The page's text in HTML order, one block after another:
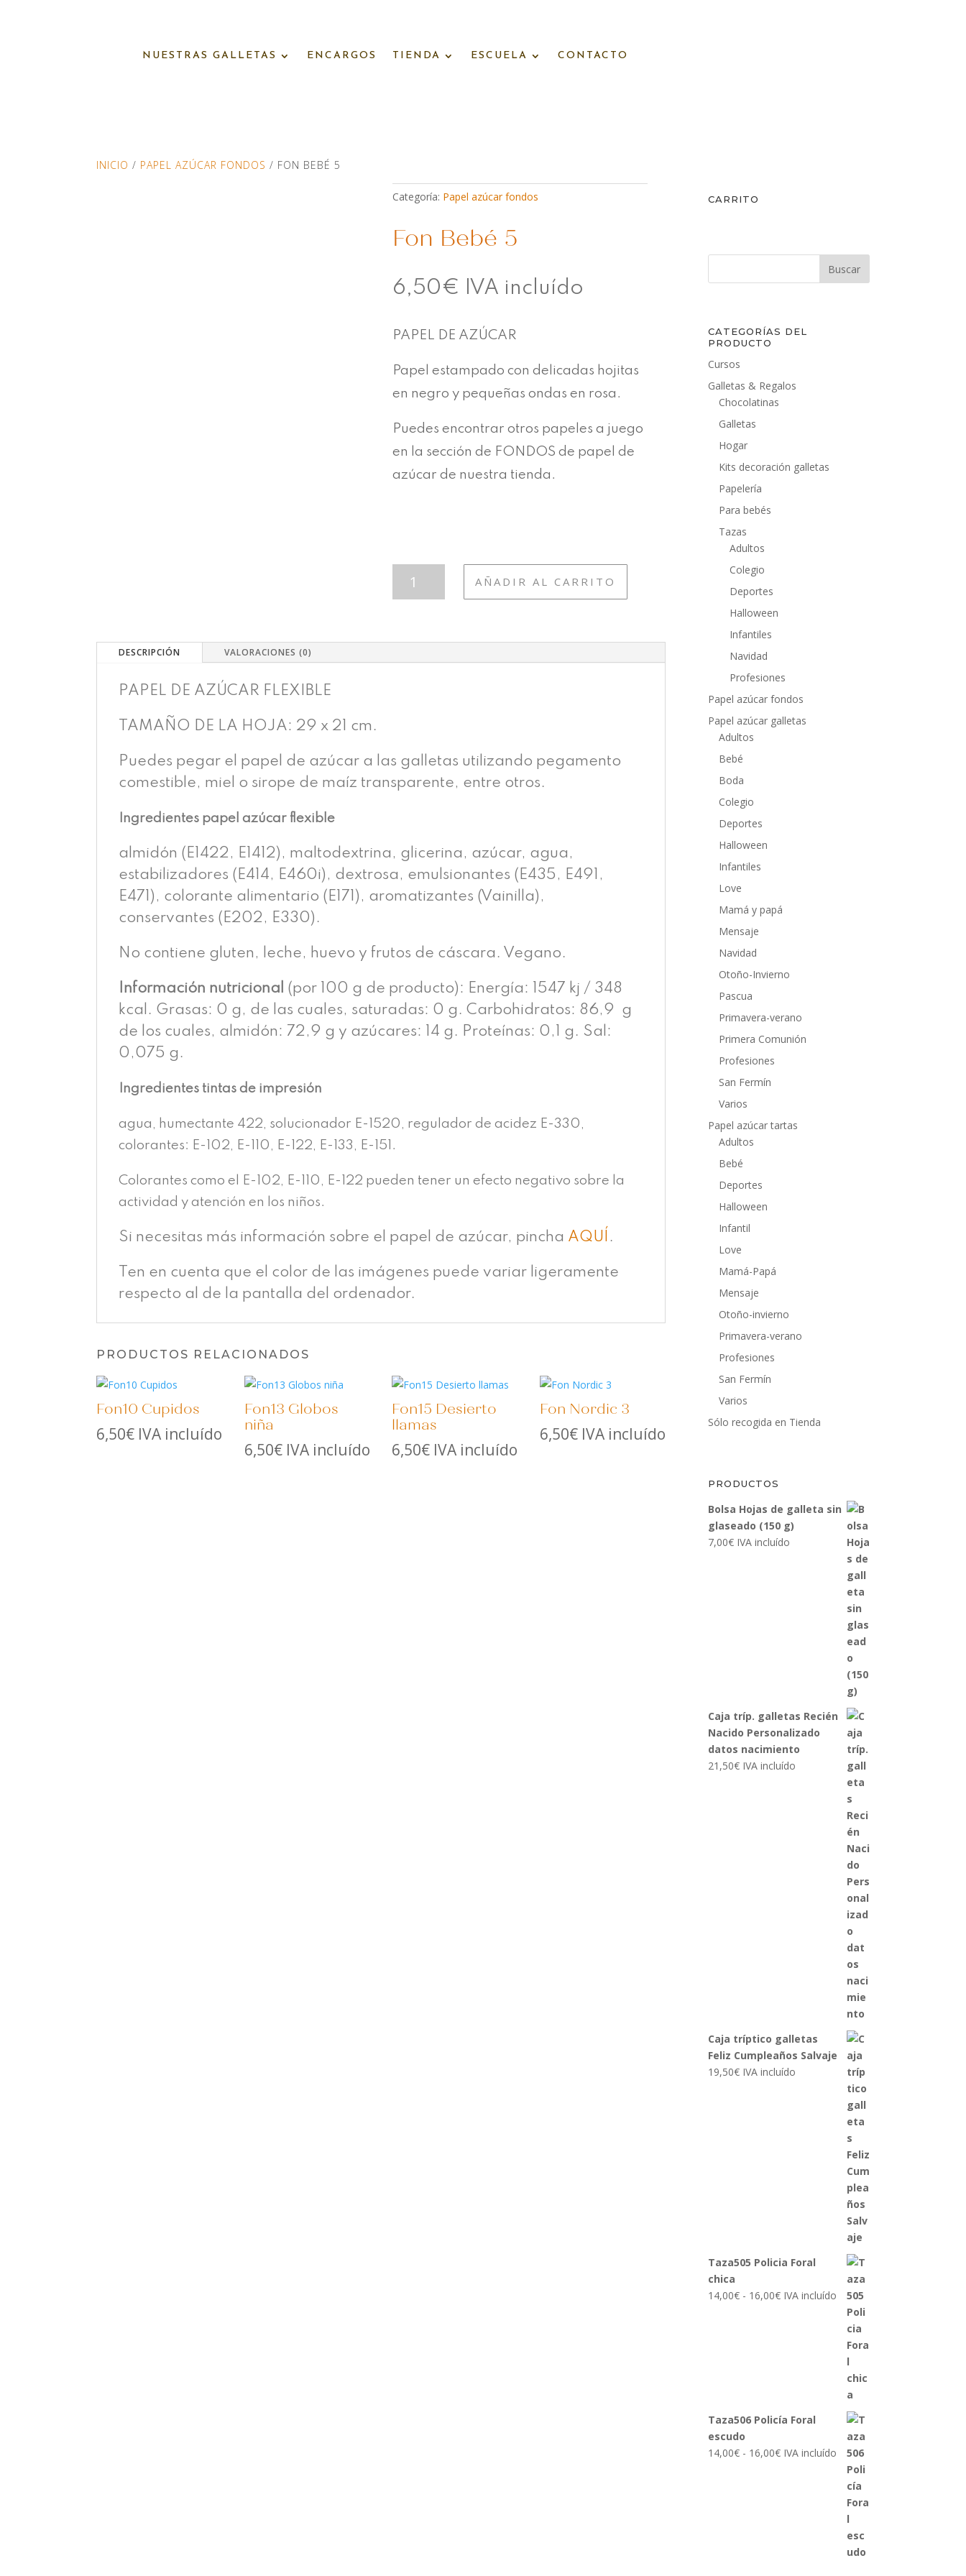
NUESTRAS GALLETAS ENCARGOS TIENDA ESCUELA CONTACTO
INICIO / PAPEL AZÚCAR FONDOS / FON BEBÉ 5
Categoría: Papel azúcar fondos
Fon Bebé 5
6,50€ IVA incluído
PAPEL DE AZÚCAR
Papel estampado con delicadas hojitas
en negro y pequeñas ondas en rosa.
Puedes encontrar otros papeles a juego
en la sección de FONDOS de papel de
azúcar de nuestra tienda.
BEBÉ
AÑADIR AL CARRITO
DESCRIPCIÓN VALORACIONES (0)
PAPEL DE AZÚCAR FLEXIBLE
TAMAÑO DE LA HOJA: 29 x 21 cm.
Puedes pegar el papel de azúcar a las galletas utilizando pegamento
comestible, miel o sirope de maíz transparente, entre otros.
Ingredientes papel azúcar flexible
almidón (E1422, E1412), maltodextrina, glicerina, azúcar, agua,
estabilizadores (E414, E460i), dextrosa, emulsionantes (E435, E491,
E471), colorante alimentario (E171), aromatizantes (Vainilla),
conservantes (E202, E330).
No contiene gluten, leche, huevo y frutos de cáscara. Vegano.
Información nutricional (por 100 g de producto): Energía: 1547 kj / 348
kcal. Grasas: 0 g, de las cuales, saturadas: 0 g. Carbohidratos: 86,9 g
de los cuales, almidón: 72,9 g y azúcares: 14 g. Proteínas: 0,1 g. Sal:
0,075 g.
Ingredientes tintas de impresión
agua, humectante 422, solucionador E-1520, regulador de acidez E-330,
colorantes: E-102, E-110, E-122, E-133, E-151.
Colorantes como el E-102, E-110, E-122 pueden tener un efecto negativo sobre la
actividad y atención en los niños.
Si necesitas más información sobre el papel de azúcar, pincha AQUÍ .
Ten en cuenta que el color de las imágenes puede variar ligeramente
respecto al de la pantalla del ordenador.
PRODUCTOS RELACIONADOS
Fon10 Cupidos
6,50€ IVA incluído
Fon13 Globos
niña
6,50€ IVA incluído
Fon15 Desierto
llamas
6,50€ IVA incluído
Fon Nordic 3
6,50€ IVA incluído
CARRITO
CATEGORÍAS DEL
PRODUCTO
Cursos
Galletas & Regalos
Chocolatinas
Galletas
Hogar
Kits decoración galletas
Papelería
Para bebés
Tazas
Adultos
Colegio
Deportes
Halloween
Infantiles
Navidad
Profesiones
Papel azúcar fondos
Papel azúcar galletas
Adultos
Bebé
Boda
Colegio
Deportes
Halloween
Infantiles
Love
Mamá y papá
Mensaje
Navidad
Otoño-Invierno
Pascua
Primavera-verano
Primera Comunión
Profesiones
San Fermín
Varios
Papel azúcar tartas
Adultos
Bebé
Deportes
Halloween
Infantil
Love
Mamá-Papá
Mensaje
Otoño-invierno
Primavera-verano
Profesiones
San Fermín
Varios
Sólo recogida en Tienda
PRODUCTOS
Bolsa Hojas de galleta sin
glaseado (150 g)
7,00€ IVA incluído
Caja tríp. galletas Recién
Nacido Personalizado
datos nacimiento
21,50€ IVA incluído
Caja tríptico galletas
Feliz Cumpleaños Salvaje
19,50€ IVA incluído
Taza505 Policia Foral
chica
14,00€ - 16,00€Rango
IVA incluído
Taza506 Policía Foral
escudo
14,00€ - 16,00€Rango
IVA incluído